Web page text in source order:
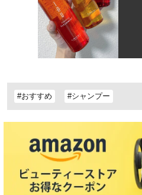
#おすすめ #シャンプー